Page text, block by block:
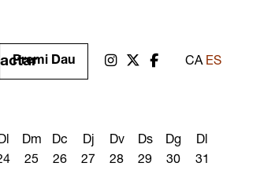
CA ES
Link a instagram
Link a twitter
Link a facebook
Premi Dau
Dm
25
Dc
26
Dj
27
Dv
28
Ds
29
Dg
30
Dl
31